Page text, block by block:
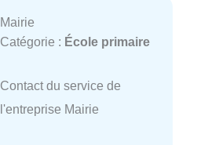
Mairie
Catégorie : École primaire
Contact du service de
l'entreprise Mairie